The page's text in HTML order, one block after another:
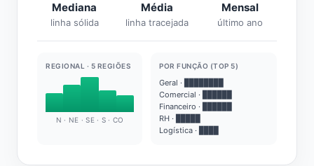
Mediana
linha sólida
Média
linha tracejada
Mensal
último ano
REGIONAL · 5 REGIÕES
N · NE · SE · S · CO
POR FUNÇÃO (TOP 5)
Geral · ████████
Comercial · ██████
Financeiro · ██████
RH · █████
Logística · ████